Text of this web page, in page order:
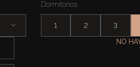
Dormitorios
1 2 3
NO